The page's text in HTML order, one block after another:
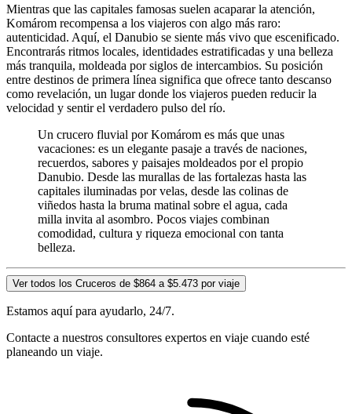
Mientras que las capitales famosas suelen acaparar la atención,
Komárom recompensa a los viajeros con algo más raro:
autenticidad. Aquí, el Danubio se siente más vivo que escenificado.
Encontrarás ritmos locales, identidades estratificadas y una belleza
más tranquila, moldeada por siglos de intercambios. Su posición
entre destinos de primera línea significa que ofrece tanto descanso
como revelación, un lugar donde los viajeros pueden reducir la
velocidad y sentir el verdadero pulso del río.
Un crucero fluvial por Komárom es más que unas
vacaciones: es un elegante pasaje a través de naciones,
recuerdos, sabores y paisajes moldeados por el propio
Danubio. Desde las murallas de las fortalezas hasta las
capitales iluminadas por velas, desde las colinas de
viñedos hasta la bruma matinal sobre el agua, cada
milla invita al asombro. Pocos viajes combinan
comodidad, cultura y riqueza emocional con tanta
belleza.
Ver todos los Cruceros de $864 a $5.473 por viaje
Estamos aquí para ayudarlo, 24/7.
Contacte a nuestros consultores expertos en viaje cuando esté
planeando un viaje.